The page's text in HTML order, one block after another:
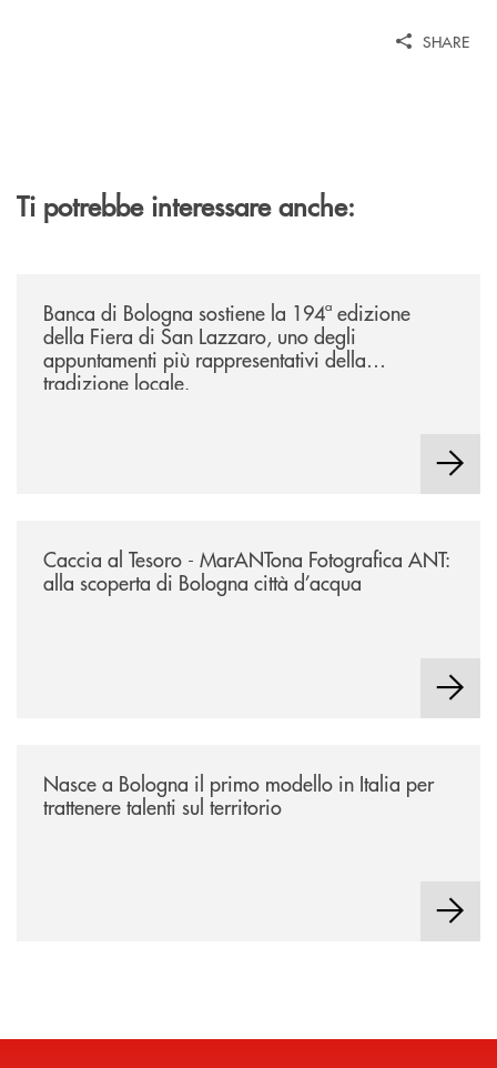
SHARE
Ti potrebbe interessare anche:
Banca di Bologna sostiene la 194ª edizione
della Fiera di San Lazzaro, uno degli
appuntamenti più rappresentativi della
tradizione locale.
Caccia al Tesoro - MarANTona Fotografica ANT:
alla scoperta di Bologna città d’acqua
Nasce a Bologna il primo modello in Italia per
trattenere talenti sul territorio